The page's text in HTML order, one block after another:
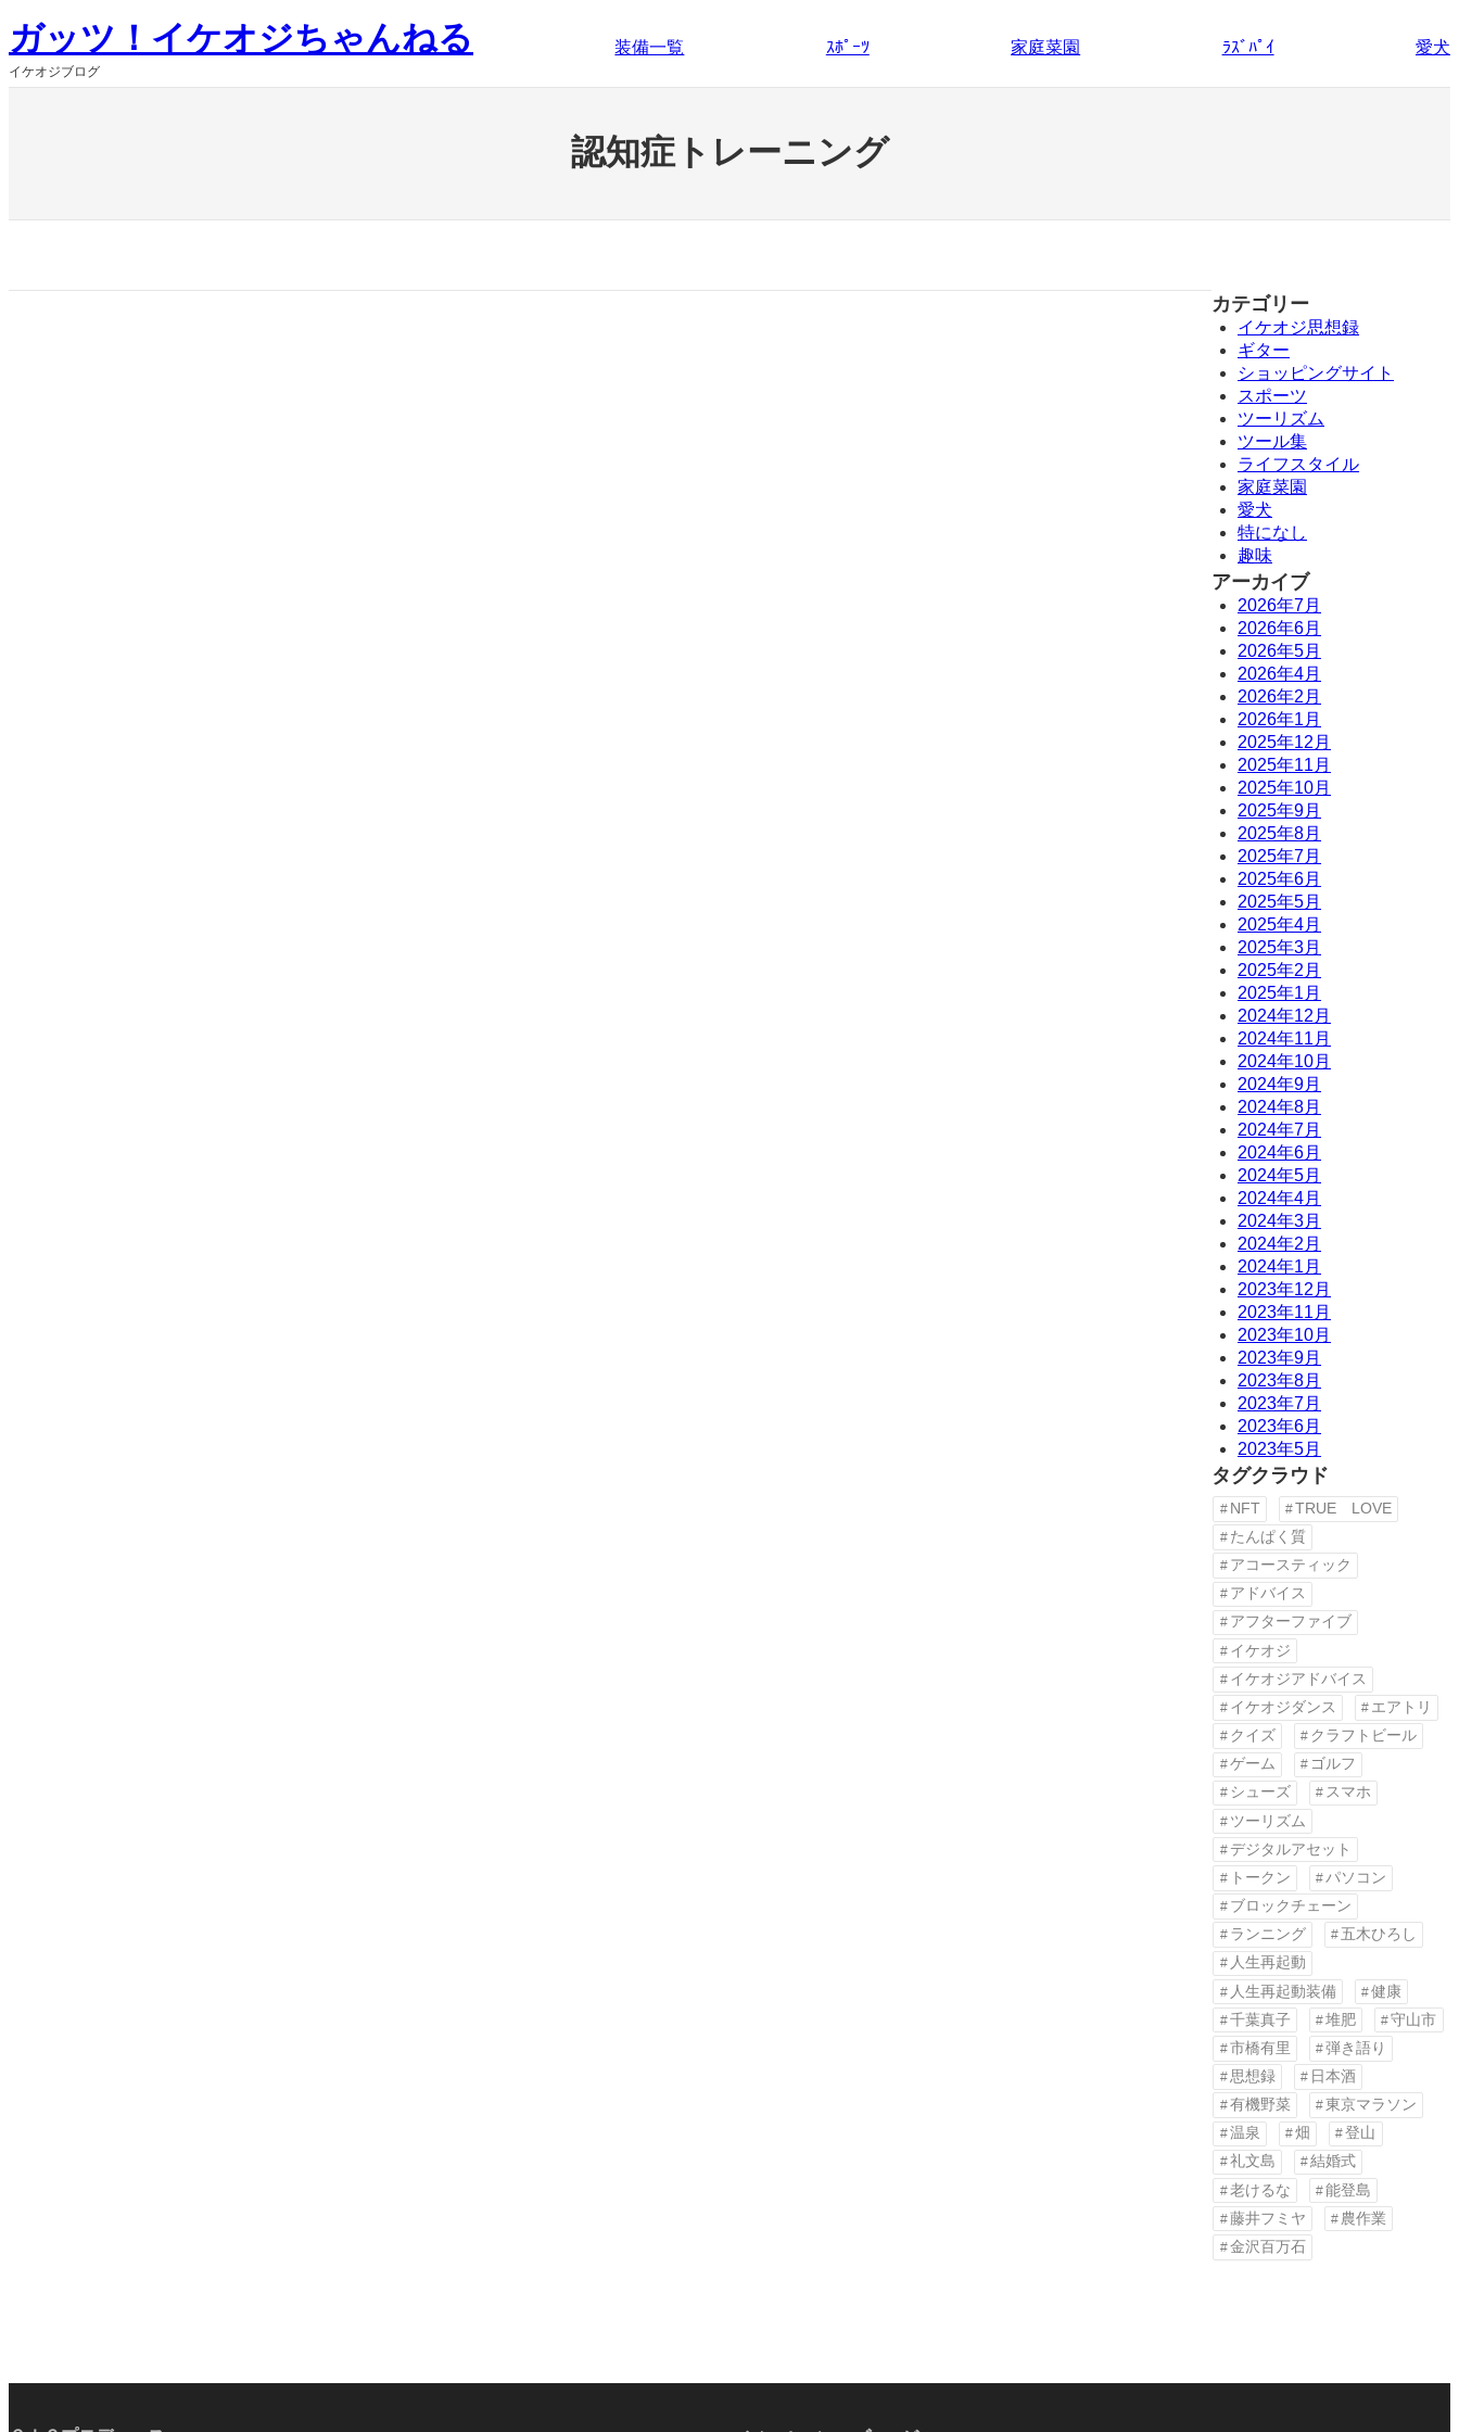
容
を
ス
ガッツ！イケオジちゃんねる
イケオジブログ
装備一覧 ｽﾎﾟｰﾂ 家庭菜園 ﾗｽﾞﾊﾟｲ 愛犬
認知症トレーニング
カテゴリー
イケオジ思想録
ギター
ショッピングサイト
スポーツ
ツーリズム
ツール集
ライフスタイル
家庭菜園
愛犬
特になし
趣味
アーカイブ
2026年7月
2026年6月
2026年5月
2026年4月
2026年2月
2026年1月
2025年12月
2025年11月
2025年10月
2025年9月
2025年8月
2025年7月
2025年6月
2025年5月
2025年4月
2025年3月
2025年2月
2025年1月
2024年12月
2024年11月
2024年10月
2024年9月
2024年8月
2024年7月
2024年6月
2024年5月
2024年4月
2024年3月
2024年2月
2024年1月
2023年12月
2023年11月
2023年10月
2023年9月
2023年8月
2023年7月
2023年6月
2023年5月
タグクラウド
NFT
TRUE LOVE
たんぱく質
アコースティック
アドバイス
アフターファイブ
イケオジ
イケオジアドバイス
イケオジダンス
エアトリ
クイズ
クラフトビール
ゲーム
ゴルフ
シューズ
スマホ
ツーリズム
デジタルアセット
トークン
パソコン
ブロックチェーン
ランニング
五木ひろし
人生再起動
人生再起動装備
健康
千葉真子
堆肥
守山市
市橋有里
弾き語り
思想録
日本酒
有機野菜
東京マラソン
温泉
畑
登山
礼文島
結婚式
老けるな
能登島
藤井フミヤ
農作業
金沢百万石